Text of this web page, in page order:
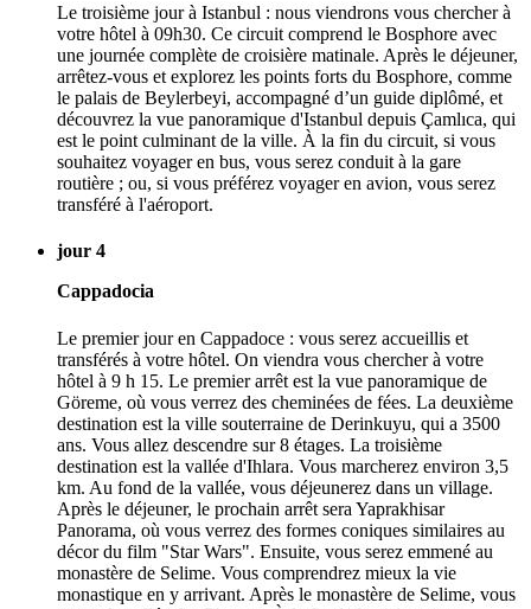
Le troisième jour à Istanbul : nous viendrons vous chercher à
votre hôtel à 09h30. Ce circuit comprend le Bosphore avec
une journée complète de croisière matinale. Après le déjeuner,
arrêtez-vous et explorez les points forts du Bosphore, comme
le palais de Beylerbeyi, accompagné d’un guide diplômé, et
découvrez la vue panoramique d'Istanbul depuis Çamlıca, qui
est le point culminant de la ville. À la fin du circuit, si vous
souhaitez voyager en bus, vous serez conduit à la gare
routière ; ou, si vous préférez voyager en avion, vous serez
transféré à l'aéroport.
jour 4
Cappadocia
Le premier jour en Cappadoce : vous serez accueillis et
transférés à votre hôtel. On viendra vous chercher à votre
hôtel à 9 h 15. Le premier arrêt est la vue panoramique de
Göreme, où vous verrez des cheminées de fées. La deuxième
destination est la ville souterraine de Derinkuyu, qui a 3500
ans. Vous allez descendre sur 8 étages. La troisième
destination est la vallée d'Ihlara. Vous marcherez environ 3,5
km. Au fond de la vallée, vous déjeunerez dans un village.
Après le déjeuner, le prochain arrêt sera Yaprakhisar
Panorama, où vous verrez des formes coniques similaires au
décor du film "Star Wars". Ensuite, vous serez emmené au
monastère de Selime. Vous comprendrez mieux la vie
monastique en y arrivant. Après le monastère de Selime, vous